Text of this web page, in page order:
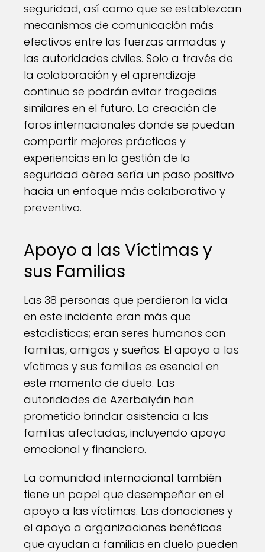
seguridad, así como que se establezcan
mecanismos de comunicación más
efectivos entre las fuerzas armadas y
las autoridades civiles. Solo a través de
la colaboración y el aprendizaje
continuo se podrán evitar tragedias
similares en el futuro. La creación de
foros internacionales donde se puedan
compartir mejores prácticas y
experiencias en la gestión de la
seguridad aérea sería un paso positivo
hacia un enfoque más colaborativo y
preventivo.
Apoyo a las Víctimas y
sus Familias
Las 38 personas que perdieron la vida
en este incidente eran más que
estadísticas; eran seres humanos con
familias, amigos y sueños. El apoyo a las
víctimas y sus familias es esencial en
este momento de duelo. Las
autoridades de Azerbaiyán han
prometido brindar asistencia a las
familias afectadas, incluyendo apoyo
emocional y financiero.
La comunidad internacional también
tiene un papel que desempeñar en el
apoyo a las víctimas. Las donaciones y
el apoyo a organizaciones benéficas
que ayudan a familias en duelo pueden